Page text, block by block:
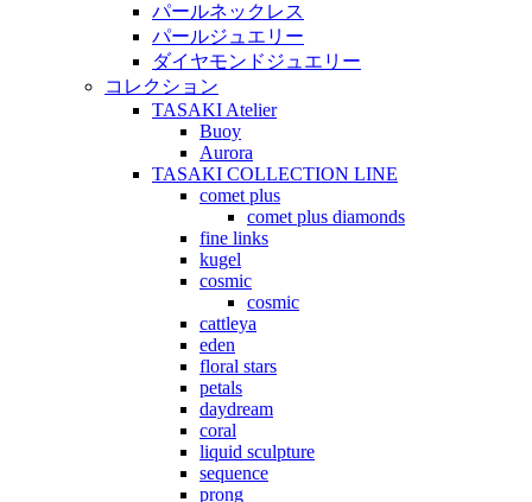
パールネックレス
パールジュエリー
ダイヤモンドジュエリー
コレクション
TASAKI Atelier
Buoy
Aurora
TASAKI COLLECTION LINE
comet plus
comet plus diamonds
fine links
kugel
cosmic
cosmic
cattleya
eden
floral stars
petals
daydream
coral
liquid sculpture
sequence
prong